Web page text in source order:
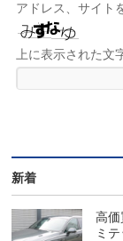
アドレス、サイト
上に表示された文
新着
高
ミ